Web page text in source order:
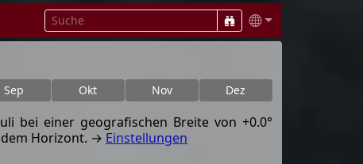
Sep Okt Nov Dez
bei einer geografischen Breite von +0.0°
dem Horizont. → Einstellungen